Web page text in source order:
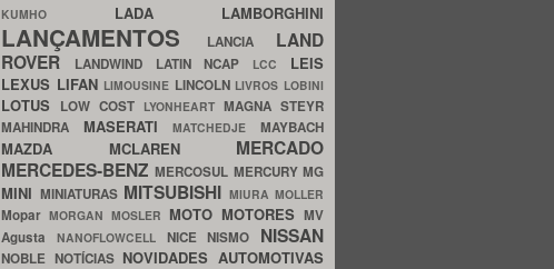
KUMHO LADA LAMBORGHINI
LANÇAMENTOS LANCIA LAND
ROVER
LANDWIND LATIN NCAP LCC LEIS
LEXUS LIFAN LIMOUSINE LINCOLN LIVROS LOBINI
LOTUS LOW COST LYONHEART MAGNA STEYR
MAHINDRA MASERATIMATCHEDJEMAYBACH
MAZDA MCLAREN MERCADO
MERCEDES-BENZMERCOSUL MERCURYMG
MINI MINIATURAS MITSUBISHI MIURA MOLLER
Mopar MORGAN MOSLER MOTO MOTORES MV
Agusta NANOFLOWCELL NICENISMO NISSAN
NOBLE NOTÍCIAS NOVIDADES AUTOMOTIVAS